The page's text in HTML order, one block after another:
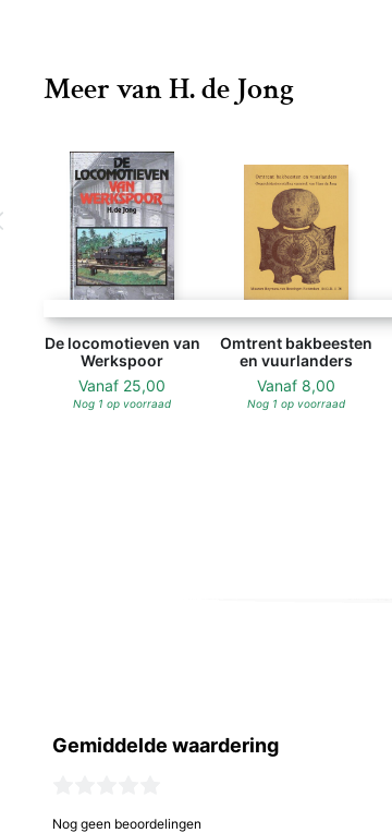
Meer van H. de Jong
De locomotieven van
Werkspoor
Vanaf 25,00
Nog 1 op voorraad
Omtrent bakbeesten
en vuurlanders
Vanaf 8,00
Nog 1 op voorraad
Gemiddelde waardering
Nog geen beoordelingen